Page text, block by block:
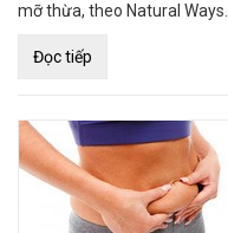
mỡ thừa, theo Natural Ways.
Đọc tiếp